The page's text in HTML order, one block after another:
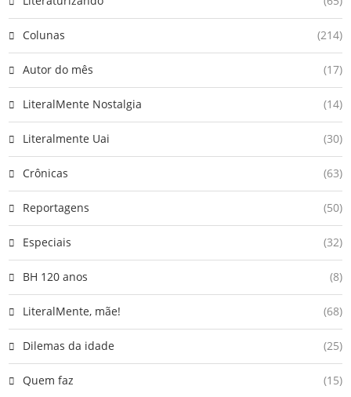
Colunas (214)
Autor do mês (17)
LiteralMente Nostalgia (14)
Literalmente Uai (30)
Crônicas (63)
Reportagens (50)
Especiais (32)
BH 120 anos (8)
LiteralMente, mãe! (68)
Dilemas da idade (25)
Quem faz (15)